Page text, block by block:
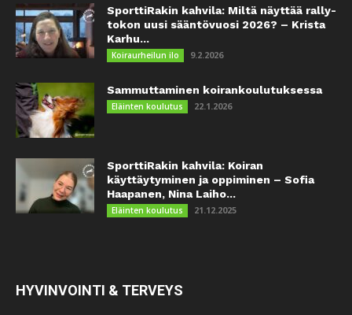
SporttiRakin kahvila: Miltä näyttää rally-
tokon uusi sääntövuosi 2026? – Krista
Karhu...
Koiraurheilun ilo 9.2.2026
Sammuttaminen koirankoulutuksessa
Eläinten koulutus 22.1.2026
SporttiRakin kahvila: Koiran
käyttäytyminen ja oppiminen – Sofia
Haapanen, Nina Laiho...
Eläinten koulutus 21.12.2025
HYVINVOINTI & TERVEYS